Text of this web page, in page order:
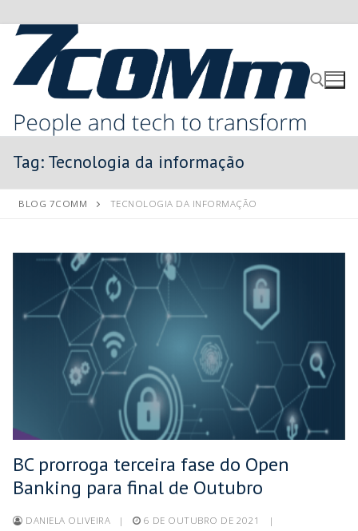
Tag: Tecnologia da informação
BLOG 7COMM TECNOLOGIA DA INFORMAÇÃO
BC prorroga terceira fase do Open
Banking para final de Outubro
DANIELA OLIVEIRA | 6 DE OUTUBRO DE 2021
|